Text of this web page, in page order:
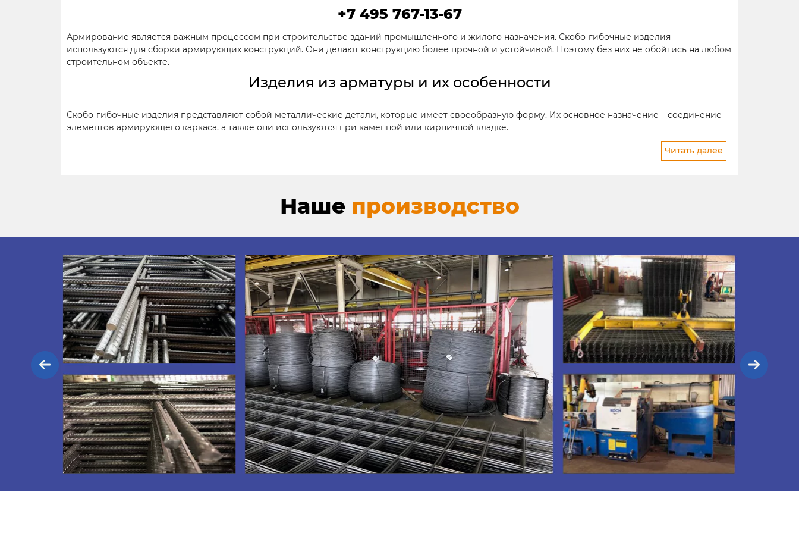
+7 495 767-13-67
Армирование является важным процессом при строительстве зданий промышленного и жилого назначения. Скобо-гибочные изделия
используются для сборки армирующих конструкций. Они делают конструкцию более прочной и устойчивой. Поэтому без них не обойтись на любом
строительном объекте.
Изделия из арматуры и их особенности
Скобо-гибочные изделия представляют собой металлические детали, которые имеет своеобразную форму. Их основное назначение – соединение
элементов армирующего каркаса, а также они используются при каменной или кирпичной кладке.
С их помощью можно достаточно быстро и точно выполнить монтажные работы;
строительные материалы хранятся в складах открытого типа;
Удобная транспортировка.
3 разновидности скобо-гибочных элементов
Существует три основные разновидности скобо-гибочных элементов, без которых не обходится ни одно строительство:
Строительная скоба;
Уголок;
Хомуты.
Скоба из арматуры является самым распространенным изделием. Применяется она для стягивания различных элементов несущих металлических
конструкций. Это универсальная деталь, которая может использоваться практически во всех случаях. Изготавливается скоба из арматурного прутка
Читать далее
Наше производство